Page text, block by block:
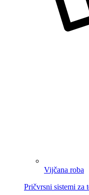
Vijčana roba
Pričvrsni sistemi za